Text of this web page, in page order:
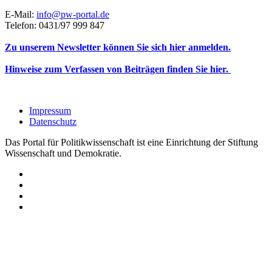
E-Mail: info@pw-portal.de
Telefon: 0431/97 999 847
Zu unserem Newsletter können Sie sich hier anmelden.
Hinweise zum Verfassen von Beiträgen finden Sie hier.
Impressum
Datenschutz
Das Portal für Politikwissenschaft ist eine Einrichtung der Stiftung
Wissenschaft und Demokratie.